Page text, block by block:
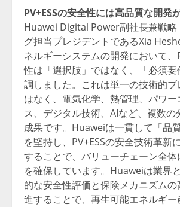
PV+ESSの安全性には高品質な開発
Huawei Digital Power副社長兼戦略
グ担当プレジデントであるXia
ネルギーシステムの開発において、
性は「選択肢」ではなく、「必須
調しました。これは単一の技術的
はなく、電気化学、熱管理、パワー
ス、デジタル技術、AIなど、複数の
成果です。Huaweiは一貫して「品
を堅持し、PV+ESSの安全技術革新
することで、バリューチェーン全
を確保しています。Huaweiは業界
的な安全性評価と保険メカニズム
進することで、再生可能エネルギ